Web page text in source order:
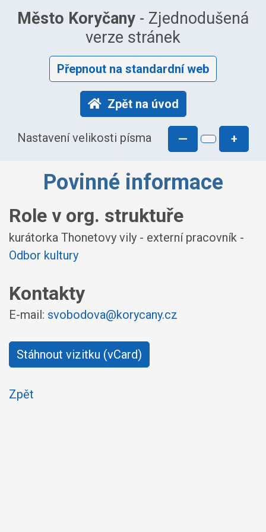
Město Koryčany - Zjednodušená
verze stránek
Přepnout na standardní web
Zpět na úvod
Nastavení velikosti písma — +
Povinné informace
Role v org. struktuře
kurátorka Thonetovy vily - externí pracovník -
Odbor kultury
Kontakty
E-mail: svobodova@korycany.cz
Stáhnout vizitku (vCard)
Zpět